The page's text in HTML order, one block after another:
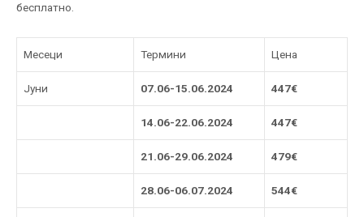
бесплатно.
Месеци Термини Цена
Jуни 07.06-15.06.2024 447€
14.06-22.06.2024 447€
21.06-29.06.2024 479€
28.06-06.07.2024 544€